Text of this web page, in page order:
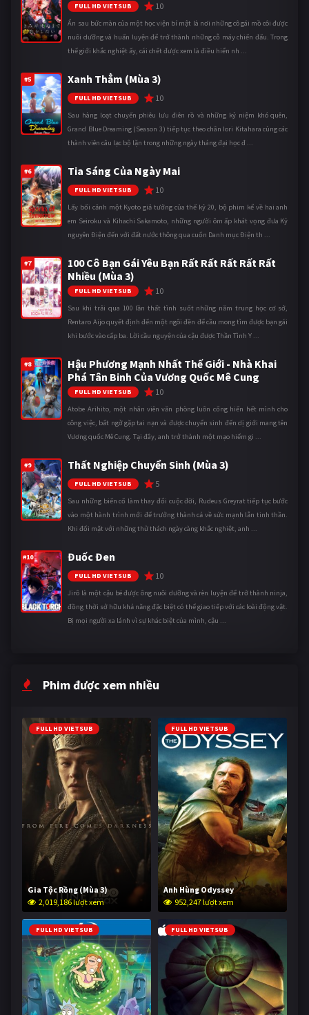
FULL HD VIETSUB 10
Ẩn sau bức màn của một học viện bí mật là nơi những cô gái mồ côi được
nuôi dưỡng và huấn luyện để trở thành những cỗ máy chiến đấu. Trong
thế giới khắc nghiệt ấy, cái chết được xem là điều hiển nh ...
#5 Xanh Thẳm (Mùa 3)
FULL HD VIETSUB 10
Sau hàng loạt chuyến phiêu lưu điên rồ và những kỷ niệm khó quên,
Grand Blue Dreaming (Season 3) tiếp tục theo chân Iori Kitahara cùng các
thành viên câu lạc bộ lặn trong những ngày tháng đại học đ ...
#6 Tia Sáng Của Ngày Mai
FULL HD VIETSUB 10
Lấy bối cảnh một Kyoto giả tưởng của thế kỷ 20, bộ phim kể về hai anh
em Seiroku và Kihachi Sakamoto, những người ôm ấp khát vọng đưa Kỷ
nguyên Điện đến với đất nước thông qua cuốn Danh mục Điện th ...
#7
100 Cô Bạn Gái Yêu Bạn Rất Rất Rất Rất Rất
Nhiều (Mùa 3)
FULL HD VIETSUB 10
Sau khi trải qua 100 lần thất tình suốt những năm trung học cơ sở,
Rentaro Aijo quyết định đến một ngôi đền để cầu mong tìm được bạn gái
khi bước vào cấp ba. Lời cầu nguyện của cậu được Thần Tình Y ...
#8
Hậu Phương Mạnh Nhất Thế Giới - Nhà Khai
Phá Tân Binh Của Vương Quốc Mê Cung
FULL HD VIETSUB 10
Atobe Arihito, một nhân viên văn phòng luôn cống hiến hết mình cho
công việc, bất ngờ gặp tai nạn và được chuyển sinh đến dị giới mang tên
Vương quốc Mê Cung. Tại đây, anh trở thành một mạo hiểm gi ...
#9 Thất Nghiệp Chuyển Sinh (Mùa 3)
FULL HD VIETSUB 5
Sau những biến cố làm thay đổi cuộc đời, Rudeus Greyrat tiếp tục bước
vào một hành trình mới để trưởng thành cả về sức mạnh lẫn tinh thần.
Khi đối mặt với những thử thách ngày càng khắc nghiệt, anh ...
#10 Đuốc Đen
FULL HD VIETSUB 10
Jirô là một cậu bé được ông nuôi dưỡng và rèn luyện để trở thành ninja,
đồng thời sở hữu khả năng đặc biệt có thể giao tiếp với các loài động vật.
Bị mọi người xa lánh vì sự khác biệt của mình, cậu ...
Phim được xem nhiều
FULL HD VIETSUB
Gia Tộc Rồng (Mùa 3)
2,019,186 lượt xem
FULL HD VIETSUB
Anh Hùng Odyssey
952,247 lượt xem
FULL HD VIETSUB FULL HD VIETSUB